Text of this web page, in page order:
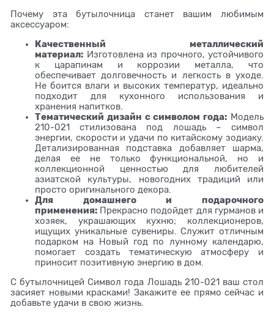
Почему эта бутылочница станет вашим любимым
аксессуаром:
Качественный металлический
материал: Изготовлена из прочного, устойчивого
к царапинам и коррозии металла, что
обеспечивает долговечность и легкость в уходе.
Не боится влаги и высоких температур, идеально
подходит для кухонного использования и
хранения напитков.
Тематический дизайн с символом года: Модель
210-021 стилизована под лошадь – символ
энергии, скорости и удачи по китайскому зодиаку.
Детализированная подставка добавляет шарма,
делая ее не только функциональной, но и
коллекционной ценностью для любителей
азиатской культуры, новогодних традиций или
просто оригинального декора.
Для домашнего и подарочного
применения: Прекрасно подойдет для гурманов и
хозяек, украшающих кухню; коллекционеров,
ищущих уникальные сувениры. Служит отличным
подарком на Новый год по лунному календарю,
помогает создать тематическую атмосферу и
приносит позитивную энергию в дом.
С бутылочницей Символ года Лошадь 210-021 ваш стол
засияет новыми красками! Закажите ее прямо сейчас и
добавьте удачи в свою жизнь.